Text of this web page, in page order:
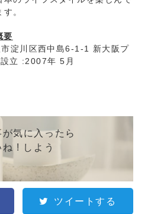
。
要
淀川区西中島6-1-1 新大阪プ
立 :2007年 5月
が気に入ったら
ね ! しよう
ツイートする